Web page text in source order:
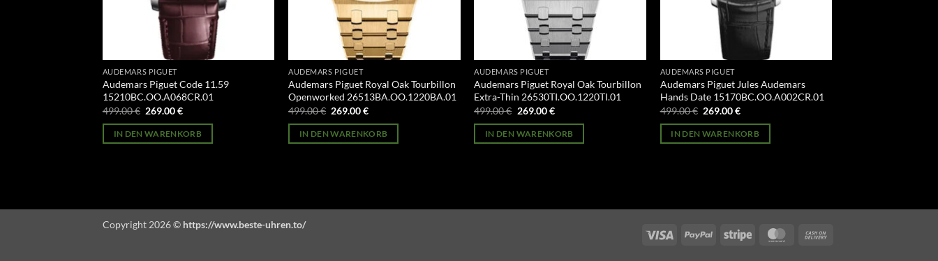
AUDEMARS PIGUET
Audemars Piguet Code 11.59
15210BC.OO.A068CR.01
499.00€ Ursprünglicher
war:
499.00 €
269.00€Aktueller
ist:
269.00 €.
IN DEN WARENKORB
AUDEMARS PIGUET
Audemars Piguet Royal Oak Tourbillon
Openworked 26513BA.OO.1220BA.01
499.00€ Ursprünglicher
war:
499.00 €
269.00€Aktueller
ist:
269.00 €.
IN DEN WARENKORB
AUDEMARS PIGUET
Audemars Piguet Royal Oak Tourbillon
Extra-Thin 26530TI.OO.1220TI.01
499.00€ Ursprünglicher
war:
499.00 €
269.00€Aktueller
ist:
269.00 €.
IN DEN WARENKORB
AUDEMARS PIGUET
Audemars Piguet Jules Audemars
Hands Date 15170BC.OO.A002CR.01
499.00€ Ursprünglicher
war:
499.00 €
269.00€Aktueller
ist:
269.00 €.
IN DEN WARENKORB
Visa PayPal Stripe MasterCard
Copyright 2026 © https://www.beste-uhren.to/